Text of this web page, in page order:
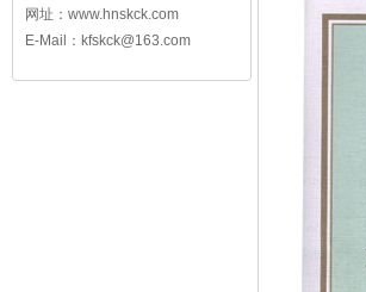
网址： www.hnskck.com
E-Mail：kfskck@163.com